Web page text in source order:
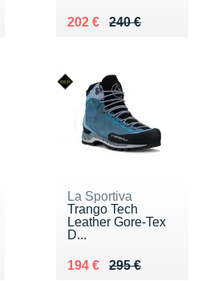
240 €
Au lieu de 240 €
202 €
Vendu 202 €
La Sportiva
Trango Tech
Leather Gore-Tex
D...
295 €
Au lieu de 295 €
194 €
Vendu 194 €